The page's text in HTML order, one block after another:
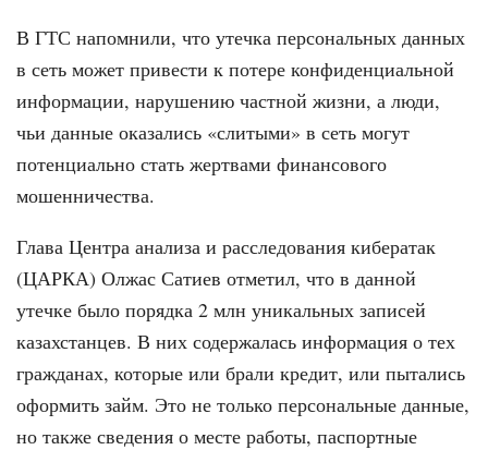
В ГТС напомнили, что утечка персо­нальных данных
в сеть может привести к потере конфиденциальной
информа­ции, нарушению частной жизни, а люди,
чьи данные оказались «слитыми» в сеть могут
потенциально стать жертва­ми финансового
мошенничества.
Глава Центра анализа и рассле­дования кибератак
(ЦАРКА) Олжас Сатиев отметил, что в данной
утечке было порядка 2 млн уникальных запи­сей
казахстанцев. В них содержалась информация о тех
гражданах, которые или брали кредит, или пытались
офор­мить займ. Это не только персональ­ные данные,
но также сведения о месте работы, паспортные